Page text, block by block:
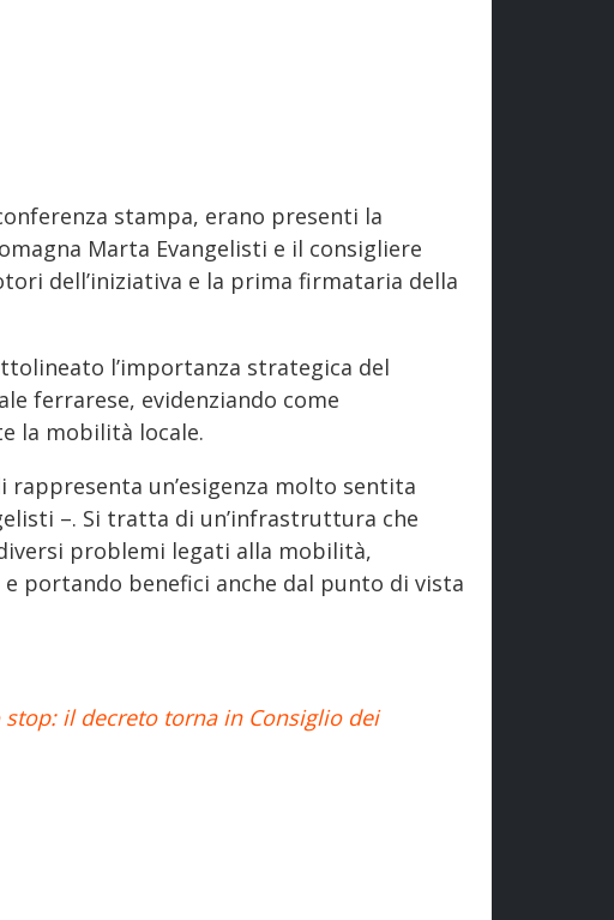
stampa, erano presenti la
Marta Evangelisti e il consigliere
dell’iniziativa e la prima firmataria della
l’importanza strategica del
ferrarese, evidenziando come
la mobilità locale.
un’esigenza molto sentita
–. Si tratta di un’infrastruttura che
problemi legati alla mobilità,
portando benefici anche dal punto di vista
il decreto torna in Consiglio dei